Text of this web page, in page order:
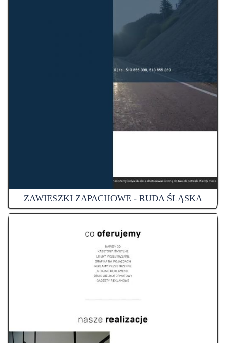
ZAWIESZKI ZAPACHOWE - RUDA ŚLĄSKA